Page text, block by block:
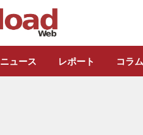
ニュース レポート コラム